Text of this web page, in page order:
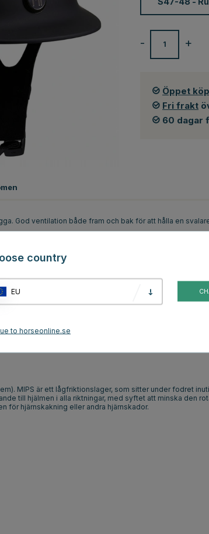
+
-
Öppet köp
Fri frakt
60 dagar
God ventilation både fram och bak för att hålla en
bättre mot slag från sidan än hjälmar utan
och ABS komposit, kombinerat med en EPS liner som
i storlek, för bästa passform.
Hjärnan kan, i de fall huvudet utsätts för sneda
som hjärnan annars utsätts för i händelse av fall eller
skiktet på hjälmens insida då ska absorbera den
MIPS är ett lågfriktionslager, som sitter under fodret
till hjälmen i alla riktningar, med syftet att minska den
för hjärnskakning eller andra hjärnskador.
country
EU
to horseonline.se